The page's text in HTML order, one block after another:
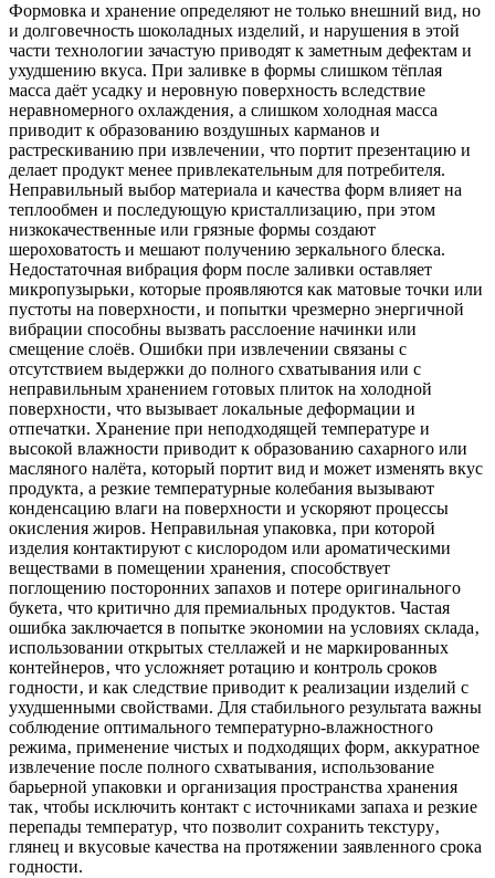
Формовка и хранение определяют не только внешний вид‚ но
и долговечность шоколадных изделий‚ и нарушения в этой
части технологии зачастую приводят к заметным дефектам и
ухудшению вкуса. При заливке в формы слишком тёплая
масса даёт усадку и неровную поверхность вследствие
неравномерного охлаждения‚ а слишком холодная масса
приводит к образованию воздушных карманов и
растрескиванию при извлечении‚ что портит презентацию и
делает продукт менее привлекательным для потребителя.
Неправильный выбор материала и качества форм влияет на
теплообмен и последующую кристаллизацию‚ при этом
низкокачественные или грязные формы создают
шероховатость и мешают получению зеркального блеска.
Недостаточная вибрация форм после заливки оставляет
микропузырьки‚ которые проявляются как матовые точки или
пустоты на поверхности‚ и попытки чрезмерно энергичной
вибрации способны вызвать расслоение начинки или
смещение слоёв. Ошибки при извлечении связаны с
отсутствием выдержки до полного схватывания или с
неправильным хранением готовых плиток на холодной
поверхности‚ что вызывает локальные деформации и
отпечатки. Хранение при неподходящей температуре и
высокой влажности приводит к образованию сахарного или
масляного налёта‚ который портит вид и может изменять вкус
продукта‚ а резкие температурные колебания вызывают
конденсацию влаги на поверхности и ускоряют процессы
окисления жиров. Неправильная упаковка‚ при которой
изделия контактируют с кислородом или ароматическими
веществами в помещении хранения‚ способствует
поглощению посторонних запахов и потере оригинального
букета‚ что критично для премиальных продуктов. Частая
ошибка заключается в попытке экономии на условиях склада‚
использовании открытых стеллажей и не маркированных
контейнеров‚ что усложняет ротацию и контроль сроков
годности‚ и как следствие приводит к реализации изделий с
ухудшенными свойствами. Для стабильного результата важны
соблюдение оптимального температурно-влажностного
режима‚ применение чистых и подходящих форм‚ аккуратное
извлечение после полного схватывания‚ использование
барьерной упаковки и организация пространства хранения
так‚ чтобы исключить контакт с источниками запаха и резкие
перепады температур‚ что позволит сохранить текстуру‚
глянец и вкусовые качества на протяжении заявленного срока
годности.